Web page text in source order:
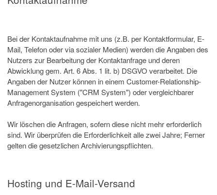
Bei der Kontaktaufnahme mit uns (z.B. per Kontaktformular, E-
Mail, Telefon oder via sozialer Medien) werden die Angaben des
Nutzers zur Bearbeitung der Kontaktanfrage und deren
Abwicklung gem. Art. 6 Abs. 1 lit. b) DSGVO verarbeitet. Die
Angaben der Nutzer können in einem Customer-Relationship-
Management System ("CRM System") oder vergleichbarer
Anfragenorganisation gespeichert werden.
Wir löschen die Anfragen, sofern diese nicht mehr erforderlich
sind. Wir überprüfen die Erforderlichkeit alle zwei Jahre; Ferner
gelten die gesetzlichen Archivierungspflichten.
Hosting und E-Mail-Versand